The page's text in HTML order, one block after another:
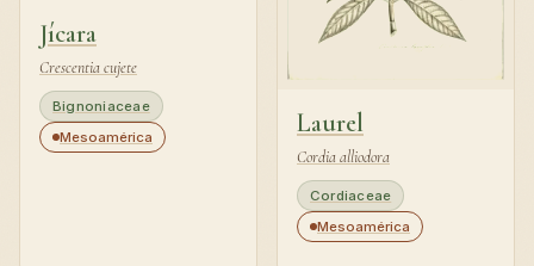
Jícara
Crescentia cujete
Bignoniaceae
Mesoamérica
Laurel
Cordia alliodora
Cordiaceae
Mesoamérica